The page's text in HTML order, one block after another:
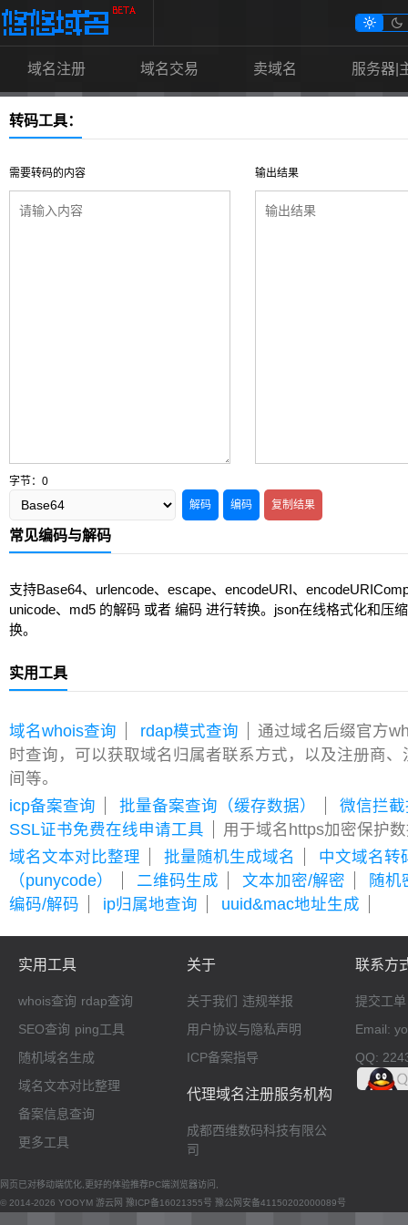
域名注册 域名交易 卖域名 服务器|
 
转码工具：
需要转码的内容
字节： 0
输出结果
解码 编码 复制结果
常见编码与解码
支持Base64、urlencode、escape、encodeURI、
unicode、md5 的解码 或者 编码 进行转换。json在线格式化和压
换。
实用工具
域名whois查询 rdap模式查询
通过域名后缀官方
时查询，可以获取域名归属者联系方式，以及注册商、
间等。
icp备案查询
批量备案查询（缓存数据）
微信拦
SSL证书免费在线申请工具
用于域名https加密保护
域名文本对比整理
批量随机生成域名
中文域名转
（punycode）
二维码生成 文本加密/解密
随机
编码/解码
ip归属地查询 uuid&mac地址生成
实用工具
whois查询 rdap查询
SEO查询 ping工具
随机域名生成
域名文本对比整理
备案信息查询
更多工具
关于
关于我们 违规举报
用户协议与隐私声明
ICP备案指导
代理域名注册服务机构
成都西维数码科技有限公
司
联系方
提交工单
Email:
QQ:
网页已对移动端优化,更好的体验推荐PC端浏览器访问,
© 2014-2026 YOOYM 游云网 豫ICP备16021355号 豫公网安备41150202000089号